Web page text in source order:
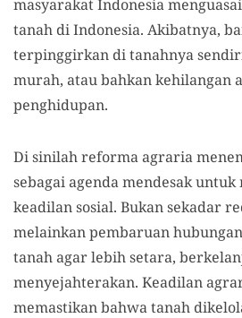
masyarakat Indonesia
tanah di Indonesia. Akibatnya,
terpinggirkan di tanahnya
murah, atau bahkan kehilangan
penghidupan.
Di sinilah reforma agraria
sebagai agenda mendesak untuk
keadilan sosial. Bukan sekadar
melainkan pembaruan
tanah agar lebih setara,
menyejahterakan. Keadilan
memastikan bahwa tanah